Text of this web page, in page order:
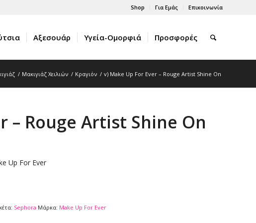
Shop Για Εμάς Επικοινωνία
Αξεσουάρ Υγεία-Ομορφιά Προσφορές
/ Μακιγιάζ Χειλιών / Κραγιόν / v) Make Up For Ever – Rouge Artist Shine On
– Rouge Artist Shine On
Up For Ever
Sephora Μάρκα: Make Up For Ever